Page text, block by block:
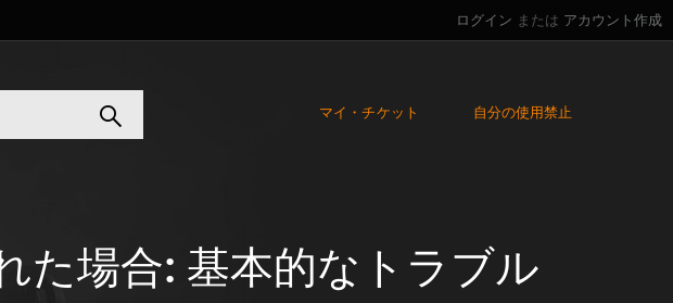
ログイン または アカウント作成
マイ・チケット 自分の使用禁止
た場合: 基本的なトラブル